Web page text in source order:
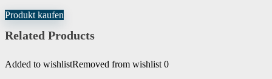
Produkt kaufen
Related Products
Added to wishlistRemoved from wishlist 0